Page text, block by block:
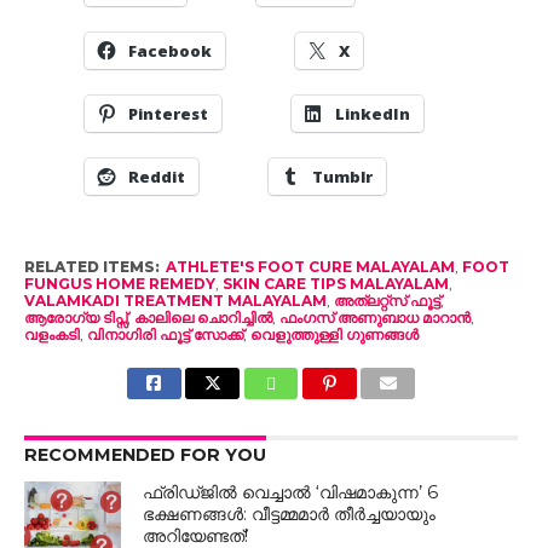
Facebook X
Pinterest LinkedIn
Reddit Tumblr
RELATED ITEMS: ATHLETE'S FOOT CURE MALAYALAM FOOT
FUNGUS HOME REMEDY, SKIN CARE TIPS MALAYALAM
VALAMKADI TREATMENT MALAYALAM അത്ലറ്റ്സ് ഫൂട്ട്,
ആരോഗ്യ ടിപ്സ്, കാലിലെ ചൊറിച്ചിൽ, ഫംഗസ് അണുബാധ മാറാൻ,
വളംകടി, വിനാഗിരി ഫൂട്ട് സോക്ക്, വെളുത്തുള്ളി ഗുണങ്ങൾ
RECOMMENDED FOR YOU
ഫ്രിഡ്ജിൽ വെച്ചാൽ ‘വിഷമാകുന്ന’ 6
ഭക്ഷണങ്ങൾ: വീട്ടമ്മമാർ തീർച്ചയായും
അറിയേണ്ടത്!